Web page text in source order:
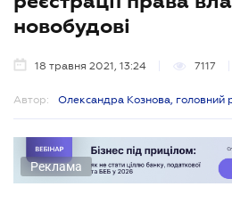
новобудові
18 травня 2021, 13:24 7117
Автор: Олександра Кознова, головний
Реклама